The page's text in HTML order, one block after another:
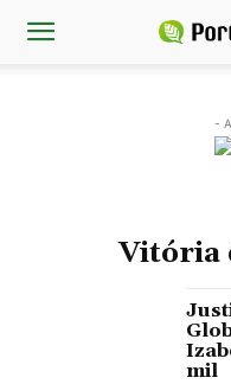
-
Vitória
mil